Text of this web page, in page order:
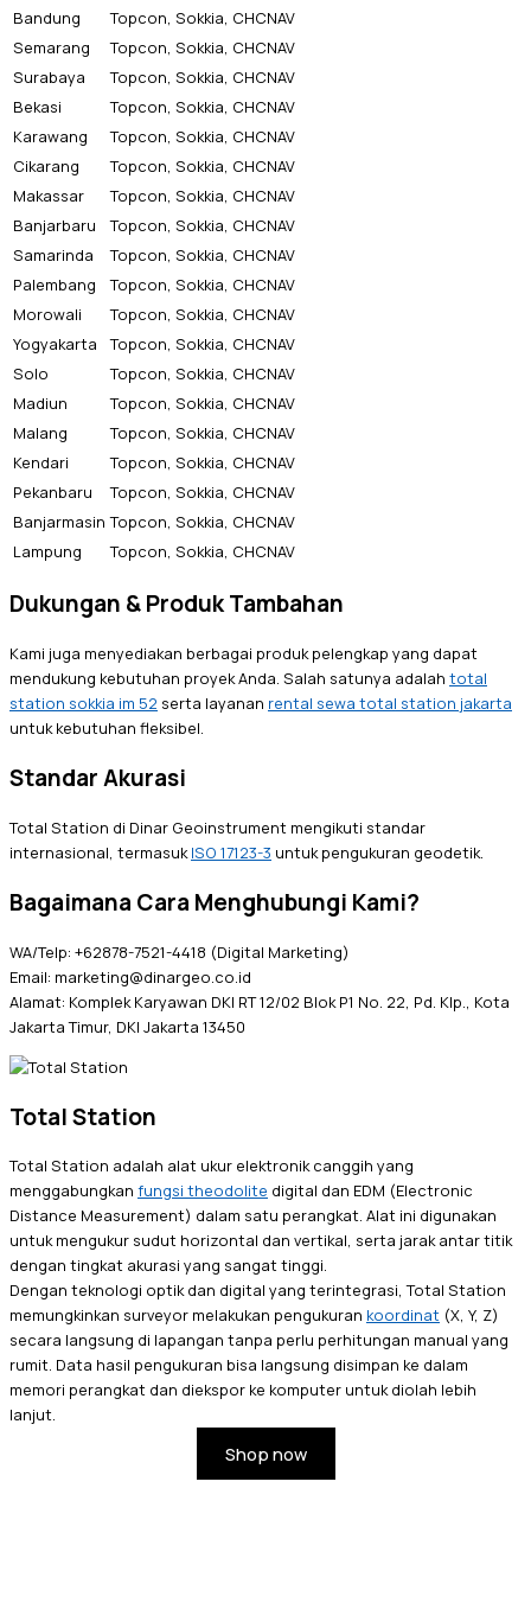
Bandung
Topcon, Sokkia, CHCNAV
Semarang
Topcon, Sokkia, CHCNAV
Surabaya
Topcon, Sokkia, CHCNAV
Bekasi
Topcon, Sokkia, CHCNAV
Karawang
Topcon, Sokkia, CHCNAV
Cikarang
Topcon, Sokkia, CHCNAV
Makassar
Topcon, Sokkia, CHCNAV
Banjarbaru
Topcon, Sokkia, CHCNAV
Samarinda
Topcon, Sokkia, CHCNAV
Palembang
Topcon, Sokkia, CHCNAV
Morowali
Topcon, Sokkia, CHCNAV
Yogyakarta
Topcon, Sokkia, CHCNAV
Solo
Topcon, Sokkia, CHCNAV
Madiun
Topcon, Sokkia, CHCNAV
Malang
Topcon, Sokkia, CHCNAV
Kendari
Topcon, Sokkia, CHCNAV
Pekanbaru
Topcon, Sokkia, CHCNAV
Banjarmasin Topcon, Sokkia, CHCNAV
Lampung
Topcon, Sokkia, CHCNAV
Dukungan & Produk Tambahan
Kami juga menyediakan berbagai produk pelengkap yang dapat
mendukung kebutuhan proyek Anda. Salah satunya adalah total
station sokkia im 52 serta layanan rental sewa total station jakarta
untuk kebutuhan fleksibel.
Standar Akurasi
Total Station di Dinar Geoinstrument mengikuti standar
internasional, termasukISO 17123-3 untuk pengukuran geodetik.
Bagaimana Cara Menghubungi Kami?
WA/Telp: +62878-7521-4418 (Digital Marketing)
Email: marketing@dinargeo.co.id
Alamat: Komplek Karyawan DKI RT 12/02 Blok P1 No. 22, Pd. Klp., Kota
Jakarta Timur, DKI Jakarta 13450
Total Station
Total Station adalah alat ukur elektronik canggih yang
menggabungkan fungsi theodolite digital dan EDM (Electronic
Distance Measurement) dalam satu perangkat. Alat ini digunakan
untuk mengukur sudut horizontal dan vertikal, serta jarak antar titik
dengan tingkat akurasi yang sangat tinggi.
Dengan teknologi optik dan digital yang terintegrasi, Total Station
memungkinkan surveyor melakukan pengukuran koordinat (X, Y, Z)
secara langsung di lapangan tanpa perlu perhitungan manual yang
rumit. Data hasil pengukuran bisa langsung disimpan ke dalam
memori perangkat dan diekspor ke komputer untuk diolah lebih
lanjut.
Shop now